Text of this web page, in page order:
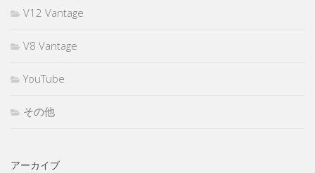
V12 Vantage
V8 Vantage
YouTube
その他
アーカイブ